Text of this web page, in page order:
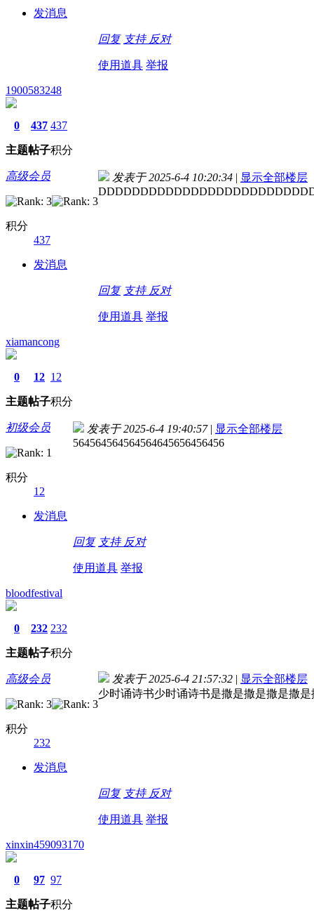
发消息
回复 支持 反对
使用道具 举报
1900583248
0
主题
437
帖子
437
积分
高级会员
积分
437
发消息
发表于 2025-6-4 10:20:34 | 显示全部楼层
回复 支持 反对
使用道具 举报
xiamancong
0
主题
12
帖子
12
积分
初级会员
积分
12
发消息
发表于 2025-6-4 19:40:57 | 显示全部楼层
564564564564564645656456456
回复 支持 反对
使用道具 举报
bloodfestival
0
主题
232
帖子
232
积分
高级会员
积分
232
发消息
发表于 2025-6-4 21:57:32 | 显示全部楼层
少时诵诗书少时诵诗书是撒是撒是撒是撒
回复 支持 反对
使用道具 举报
xinxin459093170
0
主题
97
帖子
97
积分